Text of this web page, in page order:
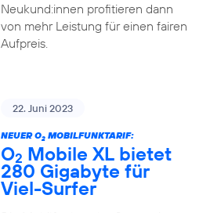
Neukund:innen profitieren dann
von mehr Leistung für einen fairen
Aufpreis.
22. Juni 2023
NEUER O2MOBILFUNKTARIF:
O2 Mobile XL bietet
280 Gigabyte für
Viel-Surfer